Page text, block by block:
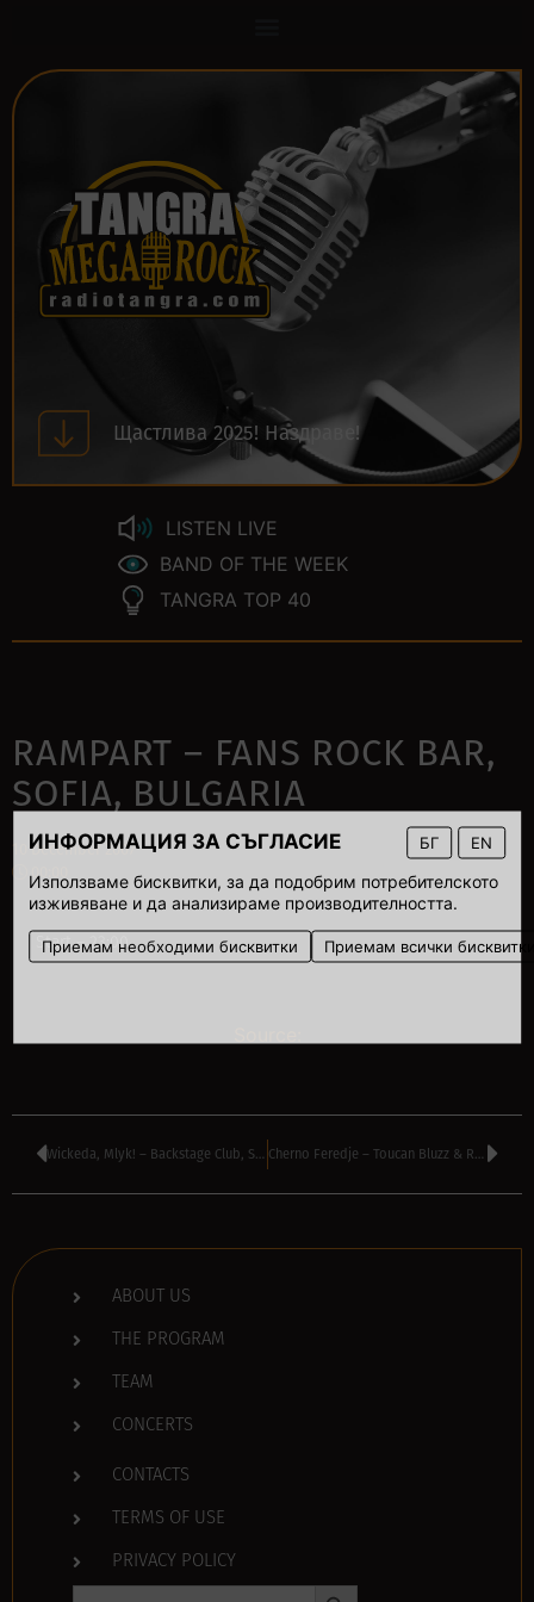
ИНФОРМАЦИЯ ЗА СЪГЛАСИЕ БГ EN
Използваме бисквитки, за да подобрим потребителското
изживяване и да анализираме производителността.
Приемам необходими бисквитки Приемам всички
Щастлива 2025! Наздраве!
LISTEN LIVE
BAND OF THE WEEK
TANGRA TOP 40
RAMPART – FANS ROCK BAR,
SOFIA, BULGARIA
10 December 2007
00:00
Start – 23:00.
Wickeda, Mlyk! – Backstage Club, Sofia, Bulgaria Cherno Feredje – Toucan Bluzz & Rock Bar, Sofia, Bulgaria
ABOUT US
THE PROGRAM
TEAM
CONCERTS
CONTACTS
TERMS OF USE
PRIVACY POLICY
Search Button